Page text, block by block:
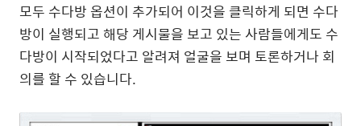
모두 수다방 옵션이 추가되어 이것을 클릭하게 되면 수다
방이 실행되고 해당 게시물을 보고 있는 사람들에게도 수
다방이 시작되었다고 알려져 얼굴을 보며 토론하거나 회
의를 할 수 있습니다.